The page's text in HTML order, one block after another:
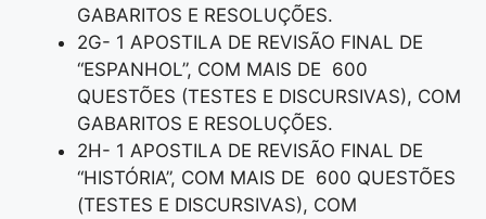
GABARITOS E RESOLUÇÕES.
2G- 1 APOSTILA DE REVISÃO FINAL DE
“ESPANHOL”, COM MAIS DE 600
QUESTÕES (TESTES E DISCURSIVAS), COM
GABARITOS E RESOLUÇÕES.
2H- 1 APOSTILA DE REVISÃO FINAL DE
“HISTÓRIA”, COM MAIS DE 600 QUESTÕES
(TESTES E DISCURSIVAS), COM